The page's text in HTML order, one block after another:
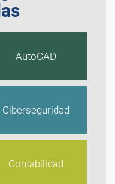
AutoCAD
Ciberseguridad
Contabilidad